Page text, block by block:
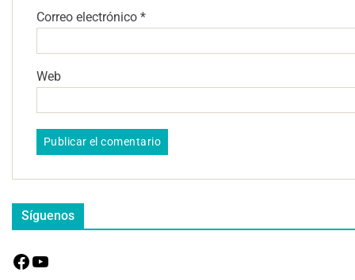
Correo electrónico *
Web
Síguenos